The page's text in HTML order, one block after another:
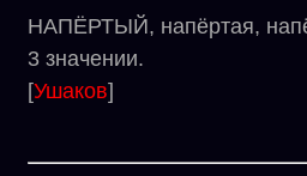
НАПЁРТЫЙ, напёртая,
3 значении.
[Ушаков]